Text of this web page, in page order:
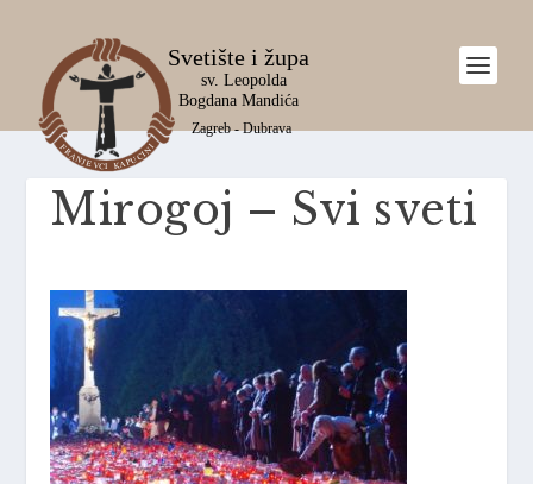
Mirogoj – Svi sveti